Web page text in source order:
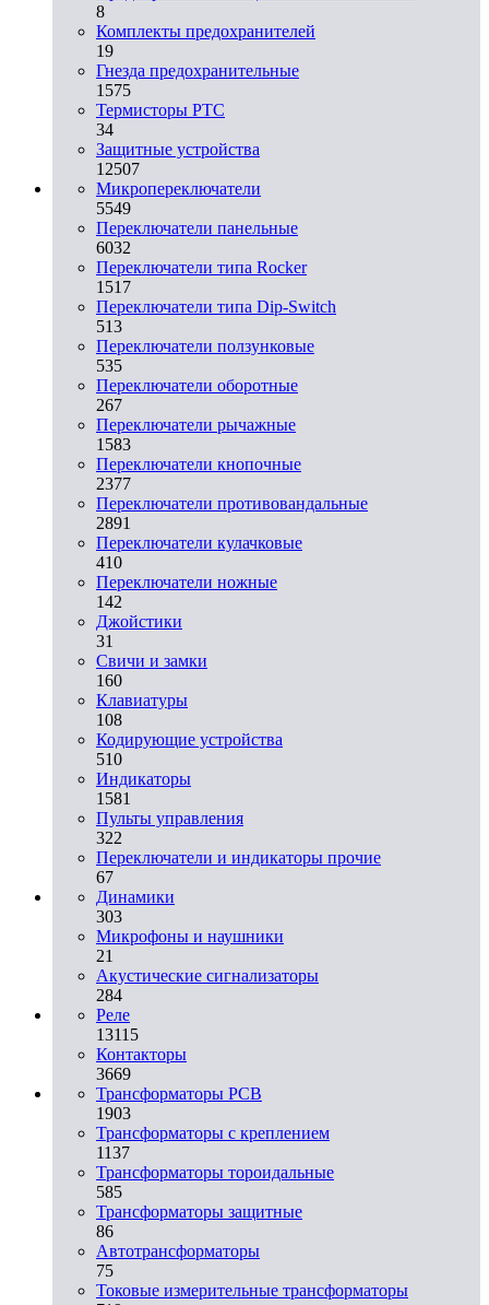
8
Комплекты предохранителей
19
Гнезда предохранительные
1575
Термисторы PTC
34
Защитные устройства
12507
Микропереключатели
5549
Переключатели панельные
6032
Переключатели типа Rocker
1517
Переключатели типа Dip-Switch
513
Переключатели ползунковые
535
Переключатели оборотные
267
Переключатели рычажные
1583
Переключатели кнопочные
2377
Переключатели противовандальные
2891
Переключатели кулачковые
410
Переключатели ножные
142
Джойстики
31
Свичи и замки
160
Клавиатуры
108
Кодирующие устройства
510
Индикаторы
1581
Пульты управления
322
Переключатели и индикаторы прочие
67
Динамики
303
Микрофоны и наушники
21
Акустические сигнализаторы
284
Реле
13115
Контакторы
3669
Трансформаторы PCB
1903
Трансформаторы с креплением
1137
Трансформаторы тороидальные
585
Трансформаторы защитные
86
Автотрансформаторы
75
Токовые измерительные трансформаторы